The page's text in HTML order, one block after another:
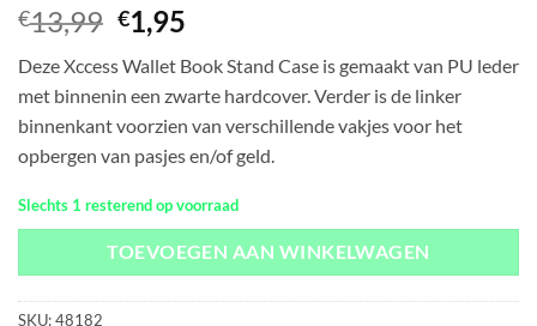
€13,99 Oorspronkelijke
prijs
was:
€13,99.
€1,95
is:
€1,95.
Deze Xccess Wallet Book Stand Case is gemaakt van PU leder
met binnenin een zwarte hardcover. Verder is de linker
binnenkant voorzien van verschillende vakjes voor het
opbergen van pasjes en/of geld.
Slechts 1 resterend op voorraad
TOEVOEGEN AAN WINKELWAGEN
SKU:48182